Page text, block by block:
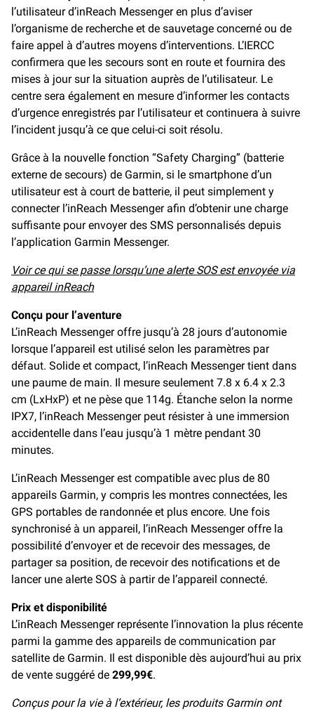
l’utilisateur d’inReach Messenger en plus d’aviser
l’organisme de recherche et de sauvetage concerné ou de
faire appel à d’autres moyens d’interventions. L’IERCC
confirmera que les secours sont en route et fournira des
mises à jour sur la situation auprès de l’utilisateur. Le
centre sera également en mesure d’informer les contacts
d’urgence enregistrés par l’utilisateur et continuera à suivre
l’incident jusqu’à ce que celui-ci soit résolu.
Grâce à la nouvelle fonction “Safety Charging” (batterie
externe de secours) de Garmin, si le smartphone d’un
utilisateur est à court de batterie, il peut simplement y
connecter l’inReach Messenger afin d’obtenir une charge
suffisante pour envoyer des SMS personnalisés depuis
l’application Garmin Messenger.
Voir ce qui se passe lorsqu’une alerte SOS est envoyée via
appareil inReach
Conçu pour l’aventure
L’inReach Messenger offre jusqu’à 28 jours d’autonomie
lorsque l’appareil est utilisé selon les paramètres par
défaut. Solide et compact, l’inReach Messenger tient dans
une paume de main. Il mesure seulement 7.8 x 6.4 x 2.3
cm (LxHxP) et ne pèse que 114g. Étanche selon la norme
IPX7, l’inReach Messenger peut résister à une immersion
accidentelle dans l’eau jusqu’à 1 mètre pendant 30
minutes.
L’inReach Messenger est compatible avec plus de 80
appareils Garmin, y compris les montres connectées, les
GPS portables de randonnée et plus encore. Une fois
synchronisé à un appareil, l’inReach Messenger offre la
possibilité d’envoyer et de recevoir des messages, de
partager sa position, de recevoir des notifications et de
lancer une alerte SOS à partir de l’appareil connecté.
Prix et disponibilité
L’inReach Messenger représente l’innovation la plus récente
parmi la gamme des appareils de communication par
satellite de Garmin. Il est disponible dès aujourd’hui au prix
de vente suggéré de 299,99€.
Conçus pour la vie à l’extérieur, les produits Garmin ont